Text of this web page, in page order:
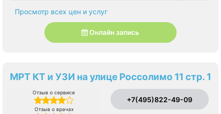
Просмотр всех цен и услуг
Онлайн запись
МРТ КТ и УЗИ на улице Россолимо 11 стр. 1
Отзыв о сервисе
Отзыв о врачах
+7(495)822-49-09